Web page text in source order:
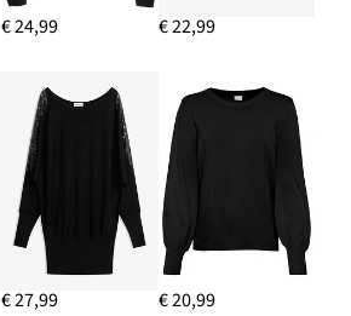
€ 24,99 € 22,99
€ 27,99 € 20,99